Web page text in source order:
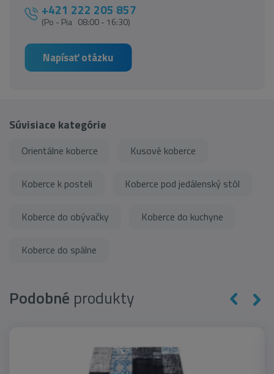
+421 222 205 857
(Po - Pia 08:00 - 16:30)
Napísať otázku
Súvisiace kategórie
Orientálne koberce Kusové koberce
Koberce k posteli Koberce pod jedálenský stôl
Koberce do obývačky Koberce do kuchyne
Koberce do spálne
Podobné produkty